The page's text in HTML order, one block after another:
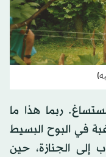
ربما هذا ما
في البوح البسيط
إلى الجنازة، حين